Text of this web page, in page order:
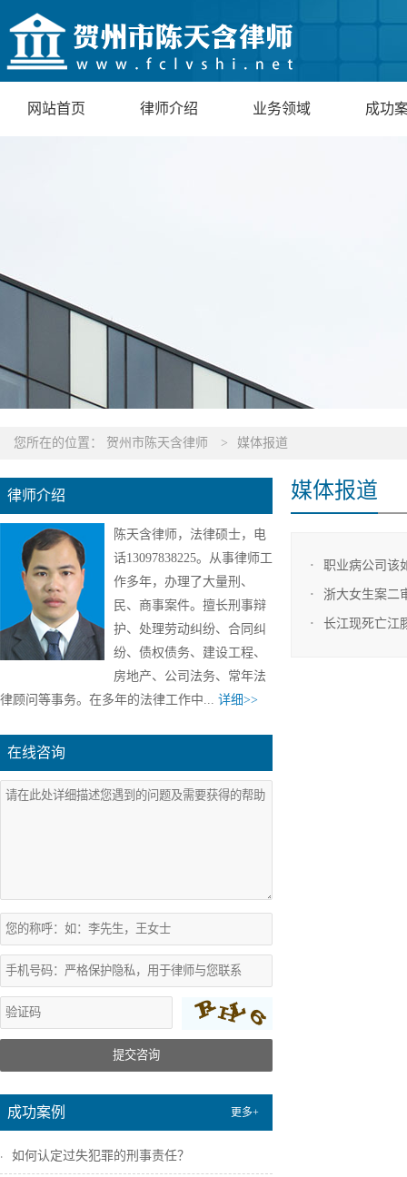
网站首页 律师介绍 业务领域 成功
您所在的位置： 贺州市陈天含律师 > 媒体报道
律师介绍
陈天含律师，法律硕士，电
话13097838225。从事律师工
作多年，办理了大量刑、
民、商事案件。擅长刑事辩
护、处理劳动纠纷、合同纠
纷、债权债务、建设工程、
房地产、公司法务、常年法
律顾问等事务。在多年的法律工作中... 详细>>
在线咨询
提交咨询
成功案例 更多+
如何认定过失犯罪的刑事责任？
媒体报道
职业病公司该
浙大女生案二
长江现死亡江